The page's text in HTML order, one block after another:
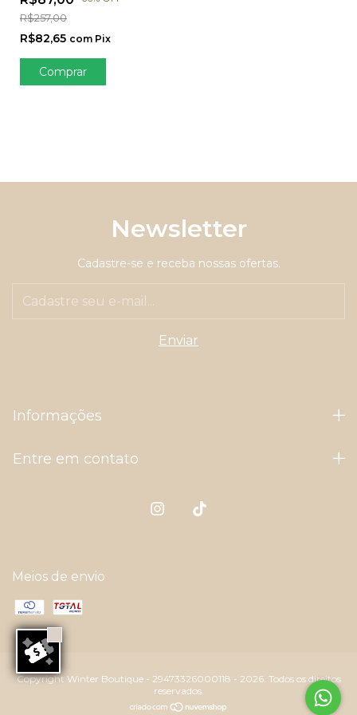
R$257,00
R$82,65 com Pix
Comprar
Newsletter
Cadastre-se e receba nossas ofertas.
Informações
Entre em contato
Meios de envio
Copyright Winter Boutique - 29473326000118 - 2026. Todos os direitos
reservados.